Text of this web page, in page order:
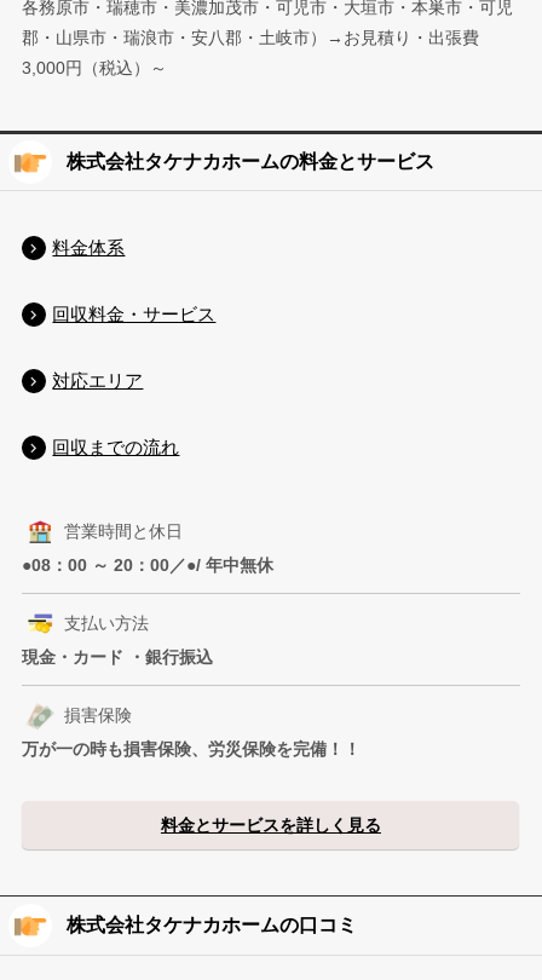
各務原市・瑞穂市・美濃加茂市・可児市・大垣市・本巣市・可児
郡・山県市・瑞浪市・安八郡・土岐市）→お見積り・出張費
3,000円（税込）～
株式会社タケナカホームの料金とサービス
料金体系
回収料金・サービス
対応エリア
回収までの流れ
営業時間と休日
●08：00 ～ 20：00／●/ 年中無休
支払い方法
現金・カード ・銀行振込
損害保険
万が一の時も損害保険、労災保険を完備！！
料金とサービスを詳しく見る
株式会社タケナカホームの口コミ